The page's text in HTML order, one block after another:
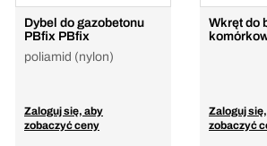
Dybel do gazobetonu
PBfix PBfix
poliamid (nylon)
Zaloguj się, aby
zobaczyć ceny
Wkręt do
Zaloguj
zobaczyć